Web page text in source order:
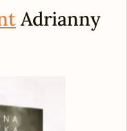
Adrianny